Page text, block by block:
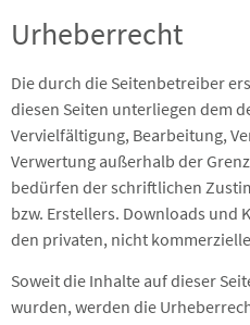
Urheberrecht
Die durch die Seitenbetreiber
diesen Seiten unterliegen dem
Vervielfältigung, Bearbeitung,
Verwertung außerhalb der
bedürfen der schriftlichen
bzw. Erstellers. Downloads und
den privaten, nicht
Soweit die Inhalte auf dieser
wurden, werden die